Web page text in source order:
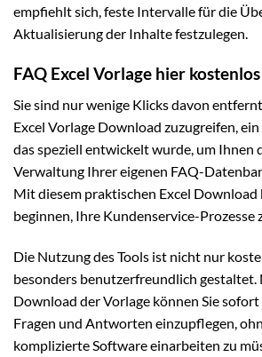
empfiehlt sich, feste Intervalle für die
Aktualisierung der Inhalte festzulegen.
FAQ Excel Vorlage hier
Sie sind nur wenige Klicks davon
Excel Vorlage Download zuzugreifen, ein
das speziell entwickelt wurde, um Ihnen
Verwaltung Ihrer eigenen FAQ-
Mit diesem praktischen Excel Download
beginnen, Ihre Kundenservice-Prozesse
Die Nutzung des Tools ist nicht nur
besonders benutzerfreundlich gestaltet.
Download der Vorlage können Sie
Fragen und Antworten einzupflegen,
komplizierte Software einarbeiten zu